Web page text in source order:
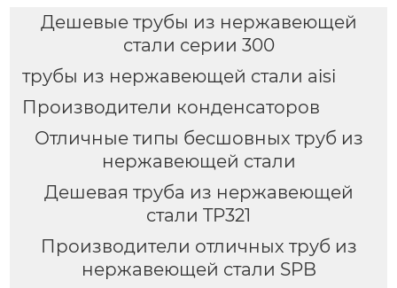
Дешевые трубы из нержавеющей
стали серии 300
трубы из нержавеющей стали aisi
Производители конденсаторов
Отличные типы бесшовных труб из
нержавеющей стали
Дешевая труба из нержавеющей
стали TP321
Производители отличных труб из
нержавеющей стали SPB